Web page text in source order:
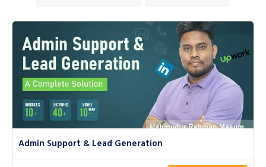
Admin Support & Lead Generation